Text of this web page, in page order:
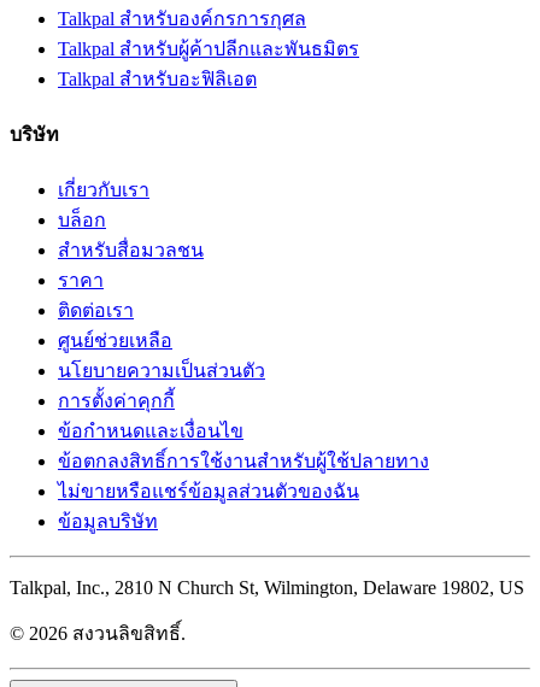
Talkpal สำหรับองค์กรการกุศล
Talkpal สําหรับผู้ค้าปลีกและพันธมิตร
Talkpal สำหรับอะฟิลิเอต
บริษัท
เกี่ยวกับเรา
บล็อก
สำหรับสื่อมวลชน
ราคา
ติดต่อเรา
ศูนย์ช่วยเหลือ
นโยบายความเป็นส่วนตัว
การตั้งค่าคุกกี้
ข้อกำหนดและเงื่อนไข
ข้อตกลงสิทธิ์การใช้งานสำหรับผู้ใช้ปลายทาง
ไม่ขายหรือแชร์ข้อมูลส่วนตัวของฉัน
ข้อมูลบริษัท
Talkpal, Inc., 2810 N Church St, Wilmington, Delaware 19802, US
© 2026 สงวนลิขสิทธิ์.